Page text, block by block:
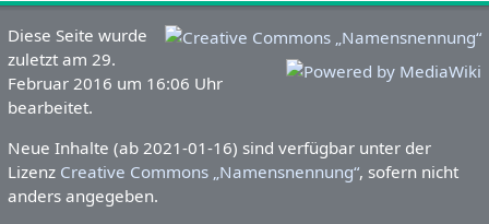
Diese Seite wurde
zuletzt am 29.
Februar 2016 um 16:06 Uhr
bearbeitet.
Neue Inhalte (ab 2021-01-16) sind verfügbar unter der
Lizenz Creative Commons „Namensnennung“, sofern nicht
anders angegeben.